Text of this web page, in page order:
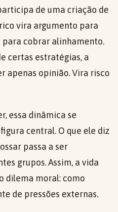
de uma criação de
vira argumento para
cobrar alinhamento.
certas estratégias, a
apenas opinião. Vira risco
essa dinâmica se
central. O que ele diz
passa a ser
grupos. Assim, a vida
dilema moral: como
de pressões externas.